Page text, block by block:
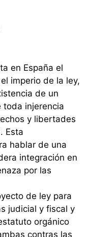
en España el
imperio de la ley,
de un
toda injerencia
y libertades
Esta
hablar de una
integración en
por las
de ley para
judicial y fiscal y
orgánico
contras las